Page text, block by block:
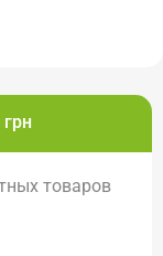
товаров